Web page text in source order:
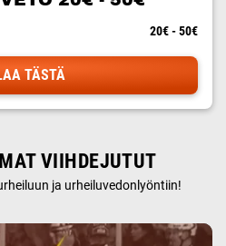
20€ - 50€
TÄSTÄ
VIIHDEJUTUT
ja urheiluvedonlyöntiin!